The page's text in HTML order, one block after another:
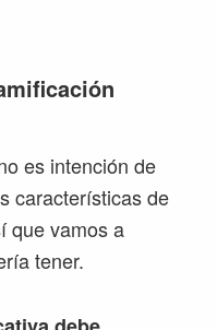
es intención de
características de
que vamos a
tener.